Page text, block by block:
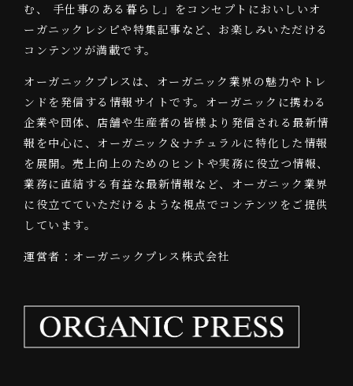
む、 手仕事のある暮らし」をコンセプトにおいしいオ
ーガニックレシピや特集記事など、お楽しみいただける
コンテンツが満載です。
オーガニックプレスは、オーガニック業界の魅力やトレ
ンドを発信する情報サイトです。オーガニックに携わる
企業や団体、店舗や生産者の皆様より発信される最新情
報を中心に、オーガニック＆ナチュラルに特化した情報
を展開。売上向上のためのヒントや実務に役立つ情報、
業務に直結する有益な最新情報など、オーガニック業界
に役立てていただけるような視点でコンテンツをご提供
しています。
運営者：オーガニックプレス株式会社